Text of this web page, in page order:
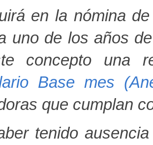
en la nómina
uno de los años
concepto una
Base mes
que cumplan
tenido